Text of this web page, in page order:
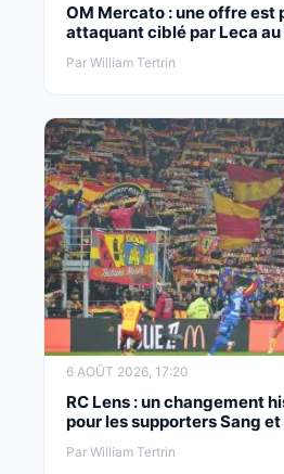
OM Mercato : une offre est
attaquant ciblé par Leca au
Par William Tertrin
6 AOÛT 2026, 17:20
RC Lens : un changement
pour les supporters Sang et
Par William Tertrin